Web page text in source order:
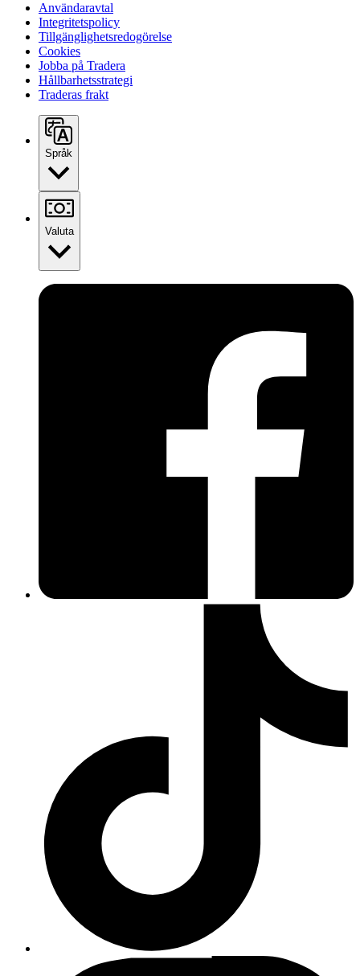
Användaravtal
Integritetspolicy
Tillgänglighetsredogörelse
Cookies
Jobba på Tradera
Hållbarhetsstrategi
Traderas frakt
Språk
Valuta